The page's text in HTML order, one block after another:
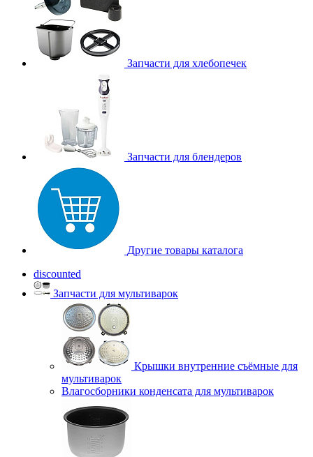
Запчасти для хлебопечек
Запчасти для блендеров
Другие товары каталога
discounted
Запчасти для мультиварок
Крышки внутренние съёмные для
мультиварок
Влагосборники конденсата для мультиварок